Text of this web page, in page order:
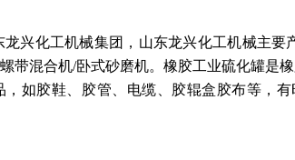
兴化工机械集团， 山东龙兴化工机械主要
带混合机/卧式砂磨机。橡胶工业硫化罐是
如胶鞋、胶管、电缆、胶辊盒胶布等，